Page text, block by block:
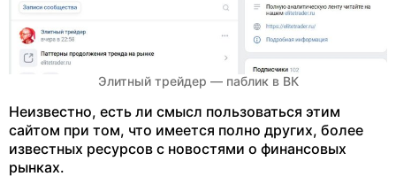
Элитный трейдер — паблик в ВК
Неизвестно, есть ли смысл пользоваться этим
сайтом при том, что имеется полно других, более
известных ресурсов с новостями о финансовых
рынках.